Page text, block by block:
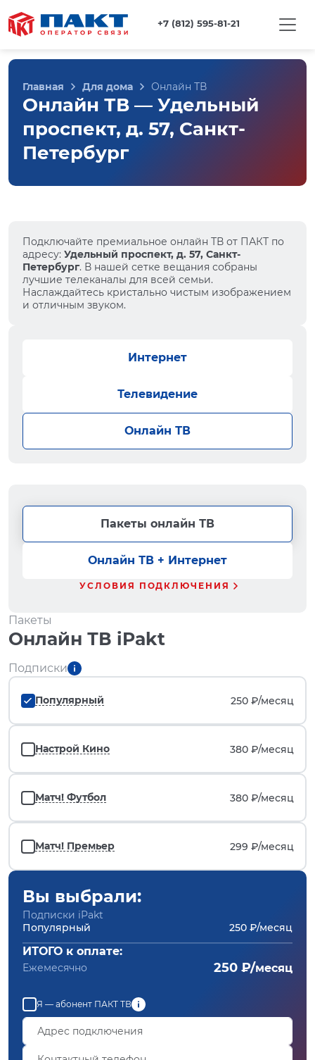
+7 (812) 595-81-21
Главная Для дома Онлайн ТВ
Онлайн ТВ — Удельный
проспект, д. 57, Санкт-
Петербург
Подключайте премиальное онлайн ТВ от ПАКТ по
адресу: Удельный проспект, д. 57, Санкт-
Петербург. В нашей сетке вещания собраны
лучшие телеканалы для всей семьи.
Наслаждайтесь кристально чистым изображением
и отличным звуком.
Интернет
Телевидение
Онлайн ТВ
Пакеты онлайн ТВ
Онлайн ТВ + Интернет
УСЛОВИЯ ПОДКЛЮЧЕНИЯ
Пакеты
Онлайн ТВ iPakt
Подписки
Популярный 250 ₽/месяц
Настрой Кино 380 ₽/месяц
Матч! Футбол 380 ₽/месяц
Матч! Премьер 299 ₽/месяц
Вы выбрали:
Подписки iPakt
Популярный
250 ₽/месяц
ИТОГО к оплате:
Ежемесячно 250 ₽/месяц
Я — абонент ПАКТ ТВ